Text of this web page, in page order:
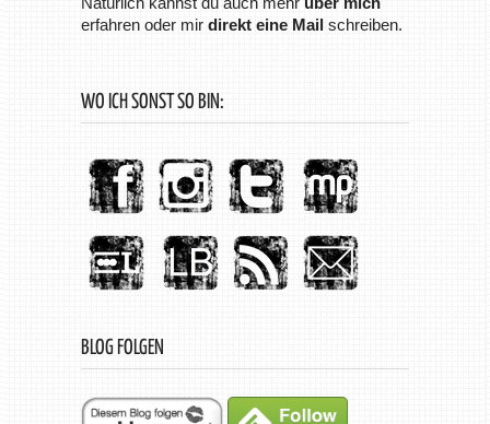
erfahren oder mir direkt eine Mailschreiben.
WO ICH SONST SO BIN:
BLOG FOLGEN